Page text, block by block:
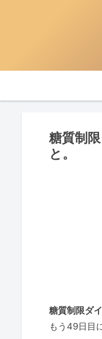
糖質制
と。
糖質制限ダ
もう49日目